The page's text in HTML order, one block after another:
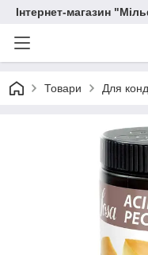
Інтернет-магазин
Товари Для